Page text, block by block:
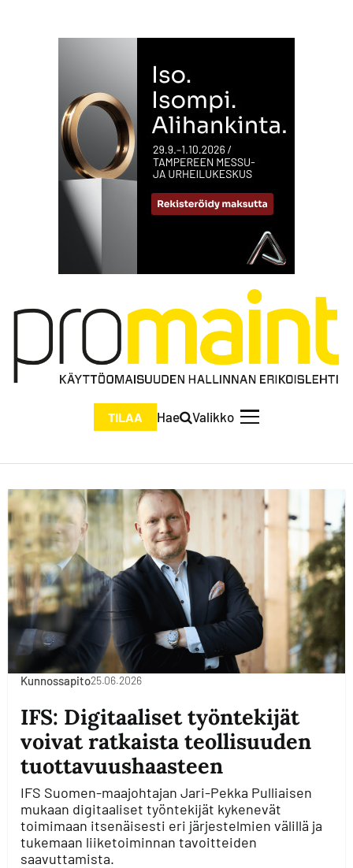
TILAA Hae Valikko
Kunnossapito25.06.2026
IFS: Digitaaliset työntekijät
voivat ratkaista teollisuuden
tuottavuushaasteen
IFS Suomen-maajohtajan Jari-Pekka Pulliaisen
mukaan digitaaliset työntekijät kykenevät
toimimaan itsenäisesti eri järjestelmien välillä ja
tukemaan liiketoiminnan tavoitteiden
saavuttamista.